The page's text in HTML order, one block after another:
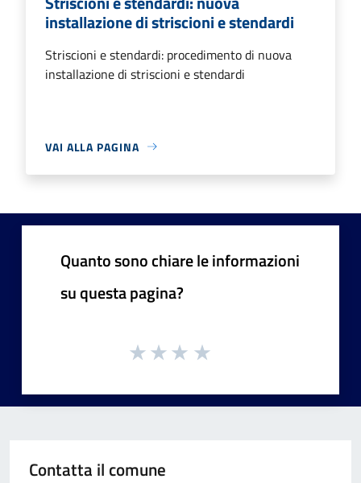
installazione di striscioni e stendardi
Striscioni e stendardi: procedimento di nuova
installazione di striscioni e stendardi
VAI ALLA PAGINA
Quanto sono chiare le informazioni
su questa pagina?
Contatta il comune